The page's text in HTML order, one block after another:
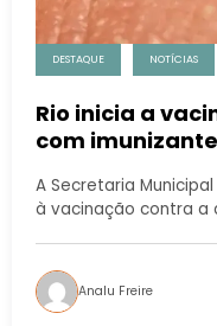
DESTAQUE NOTÍCIAS
Rio inicia a
com
A Secretaria
à vacinação contra a
Analu Freire